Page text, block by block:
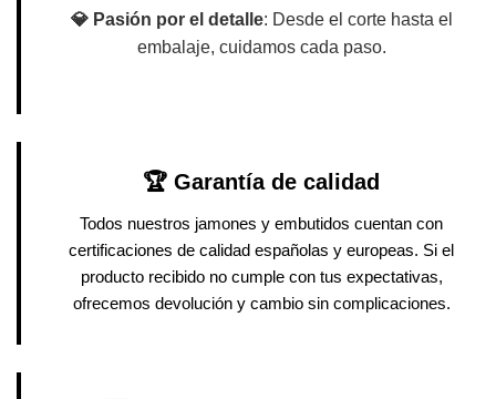
💎 Pasión por el detalle: Desde el corte hasta el
embalaje, cuidamos cada paso.
🏆 Garantía de calidad
Todos nuestros jamones y embutidos cuentan con
certificaciones de calidad españolas y europeas. Si el
producto recibido no cumple con tus expectativas,
ofrecemos devolución y cambio sin complicaciones.